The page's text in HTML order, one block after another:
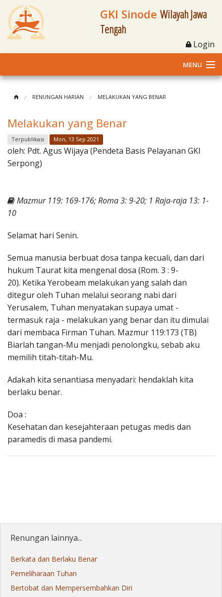
GKI Sinode Wilayah Jawa
Tengah
Login
MENU
Klasis dan Jemaat
Berita Kegiatan
Materi
Penerbitan
RENUNGAN HARIAN MELAKUKAN YANG BENAR
Melakukan yang Benar
Terpublikasi Mon, 13 Sep 2021
oleh: Pdt. Agus Wijaya (Pendeta Basis Pelayanan GKI
Serpong)
Mazmur 119: 169-176; Roma 3: 9-20; 1 Raja-raja 13: 1-
10
Selamat hari Senin.
Semua manusia berbuat dosa tanpa kecuali, dan dari
hukum Taurat kita mengenal dosa (Rom. 3 : 9-
20). Ketika Yerobeam melakukan yang salah dan
ditegur oleh Tuhan melalui seorang nabi dari
Yerusalem, Tuhan menyatakan supaya umat -
termasuk raja - melakukan yang benar dan itu dimulai
dari membaca Firman Tuhan. Mazmur 119:173 (TB)
Biarlah tangan-Mu menjadi penolongku, sebab aku
memilih titah-titah-Mu.
Adakah kita senantiasa menyadari: hendaklah kita
berlaku benar.
Doa :
Kesehatan dan kesejahteraan petugas medis dan
paramedis di masa pandemi.
Renungan lainnya...
Berkata dan Berlaku Benar
Pemeliharaan Tuhan
Bertobat dan Mempersembahkan Diri